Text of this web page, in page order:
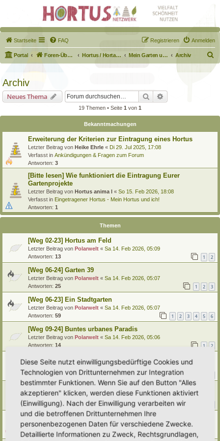
Startseite FAQ Anmelden
Registrieren
Portal Foren-Übersicht Hortus / Hortane Habitate / Garten auf dem Weg Mein Garten und ich! Archiv
u
Archiv
Neues Thema Suche
19 Themen • Seite 1 von 1
Bekanntmachungen
Erweiterung der Kriterien zur Eintragung eines Hortus
Letzter Beitrag von Heike Ehrle « Di 29. Jul 2025, 17:08
Verfasst in Ankündigungen & Fragen zum Forum
Antworten: 3
[Bitte lesen] Wie funktioniert die Eintragung Eurer
Gartenprojekte
Letzter Beitrag von Hortus anima l « So 15. Feb 2026, 18:08
Verfasst in Eingetragener Hortus - Mein Hortus und ich!
Antworten: 1
Themen
[Weg 02-23] Hortus am Feld
Letzter Beitrag von Polarwelt « Sa 14. Feb 2026, 05:09
Antworten: 13 1 2
[Weg 06-24] Garten 39
Letzter Beitrag von Polarwelt « Sa 14. Feb 2026, 05:07
Antworten: 25 1 2 3
[Weg 06-23] Ein Stadtgarten
Letzter Beitrag von Polarwelt « Sa 14. Feb 2026, 05:07
Antworten: 59 1 2 3 4 5 6
[Weg 09-24] Buntes urbanes Paradis
Letzter Beitrag von Polarwelt « Sa 14. Feb 2026, 05:06
Antworten: 14 1 2
[Weg 05-23] Auf dem Weg zum Hortus
Letzter Beitrag von Polarwelt«Sa 14. Feb 2026, 05:06
Antworten:118 1 … 9
Letzter Beitrag vonPolarwelt«Sa 14. Feb 2026, 05:04
Antworten:13
[Weg 12-24] Hortus Verde
Letzter Beitrag vonPolarwelt«Sa 14. Feb 2026, 05:04
Antworten: 7
Diese Seite nutzt einwilligungsbedürftige Cookies und
Technologien von Drittunternehmen zur Integration
bestimmter Funktionen. Wenn Sie auf den Button "Alles
akzeptieren" klicken, werden diese Funktionen aktiviert
(Einwilligung). Nach der Einwilligung verarbeiten wir
und die betroffenen Drittunternehmen Ihre
personenbezogenen Daten für verschiedene Zwecke.
Detaillierte Informationen zu Zweck, Rechtsgrundlagen,